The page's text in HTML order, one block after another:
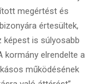
megértést és
értesültek,
képest is súlyosabb
kormány elrendelte a
működésének